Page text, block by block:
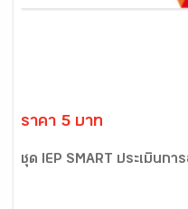
ราคา 5 บาท
ชุด IEP SMART ประเมินกา